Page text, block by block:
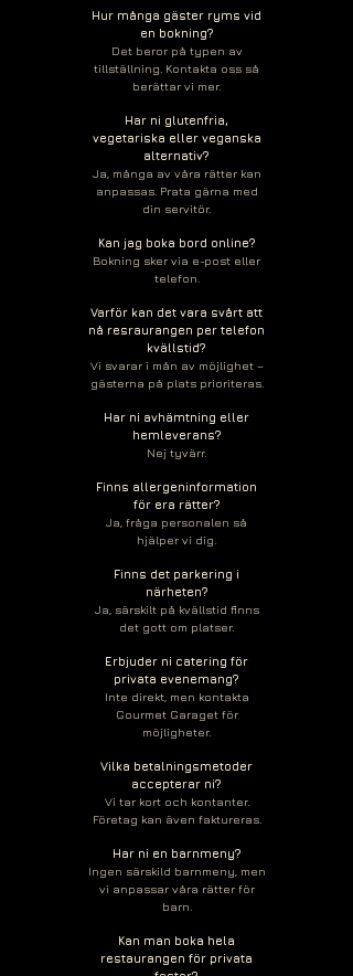
Hur många gäster ryms vid
en bokning?
Det beror på typen av
tillställning. Kontakta oss så
berättar vi mer.
Har ni glutenfria,
vegetariska eller veganska
alternativ?
Ja, många av våra rätter kan
anpassas. Prata gärna med
din servitör.
Kan jag boka bord online?
Bokning sker via e-post eller
telefon.
Varför kan det vara svårt att
nå resraurangen per telefon
kvällstid?
Vi svarar i mån av möjlighet –
gästerna på plats prioriteras.
Har ni avhämtning eller
hemleverans?
Nej tyvärr.
Finns allergeninformation
för era rätter?
Ja, fråga personalen så
hjälper vi dig.
Finns det parkering i
närheten?
Ja, särskilt på kvällstid finns
det gott om platser.
Erbjuder ni catering för
privata evenemang?
Inte direkt, men kontakta
Gourmet Garaget för
möjligheter.
Vilka betalningsmetoder
accepterar ni?
Vi tar kort och kontanter.
Företag kan även faktureras.
Har ni en barnmeny?
Ingen särskild barnmeny, men
vi anpassar våra rätter för
barn.
Kan man boka hela
restaurangen för privata